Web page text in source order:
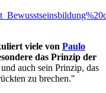
viele von Paulo
das Prinzip der
auch sein Prinzip, das
zu brechen."